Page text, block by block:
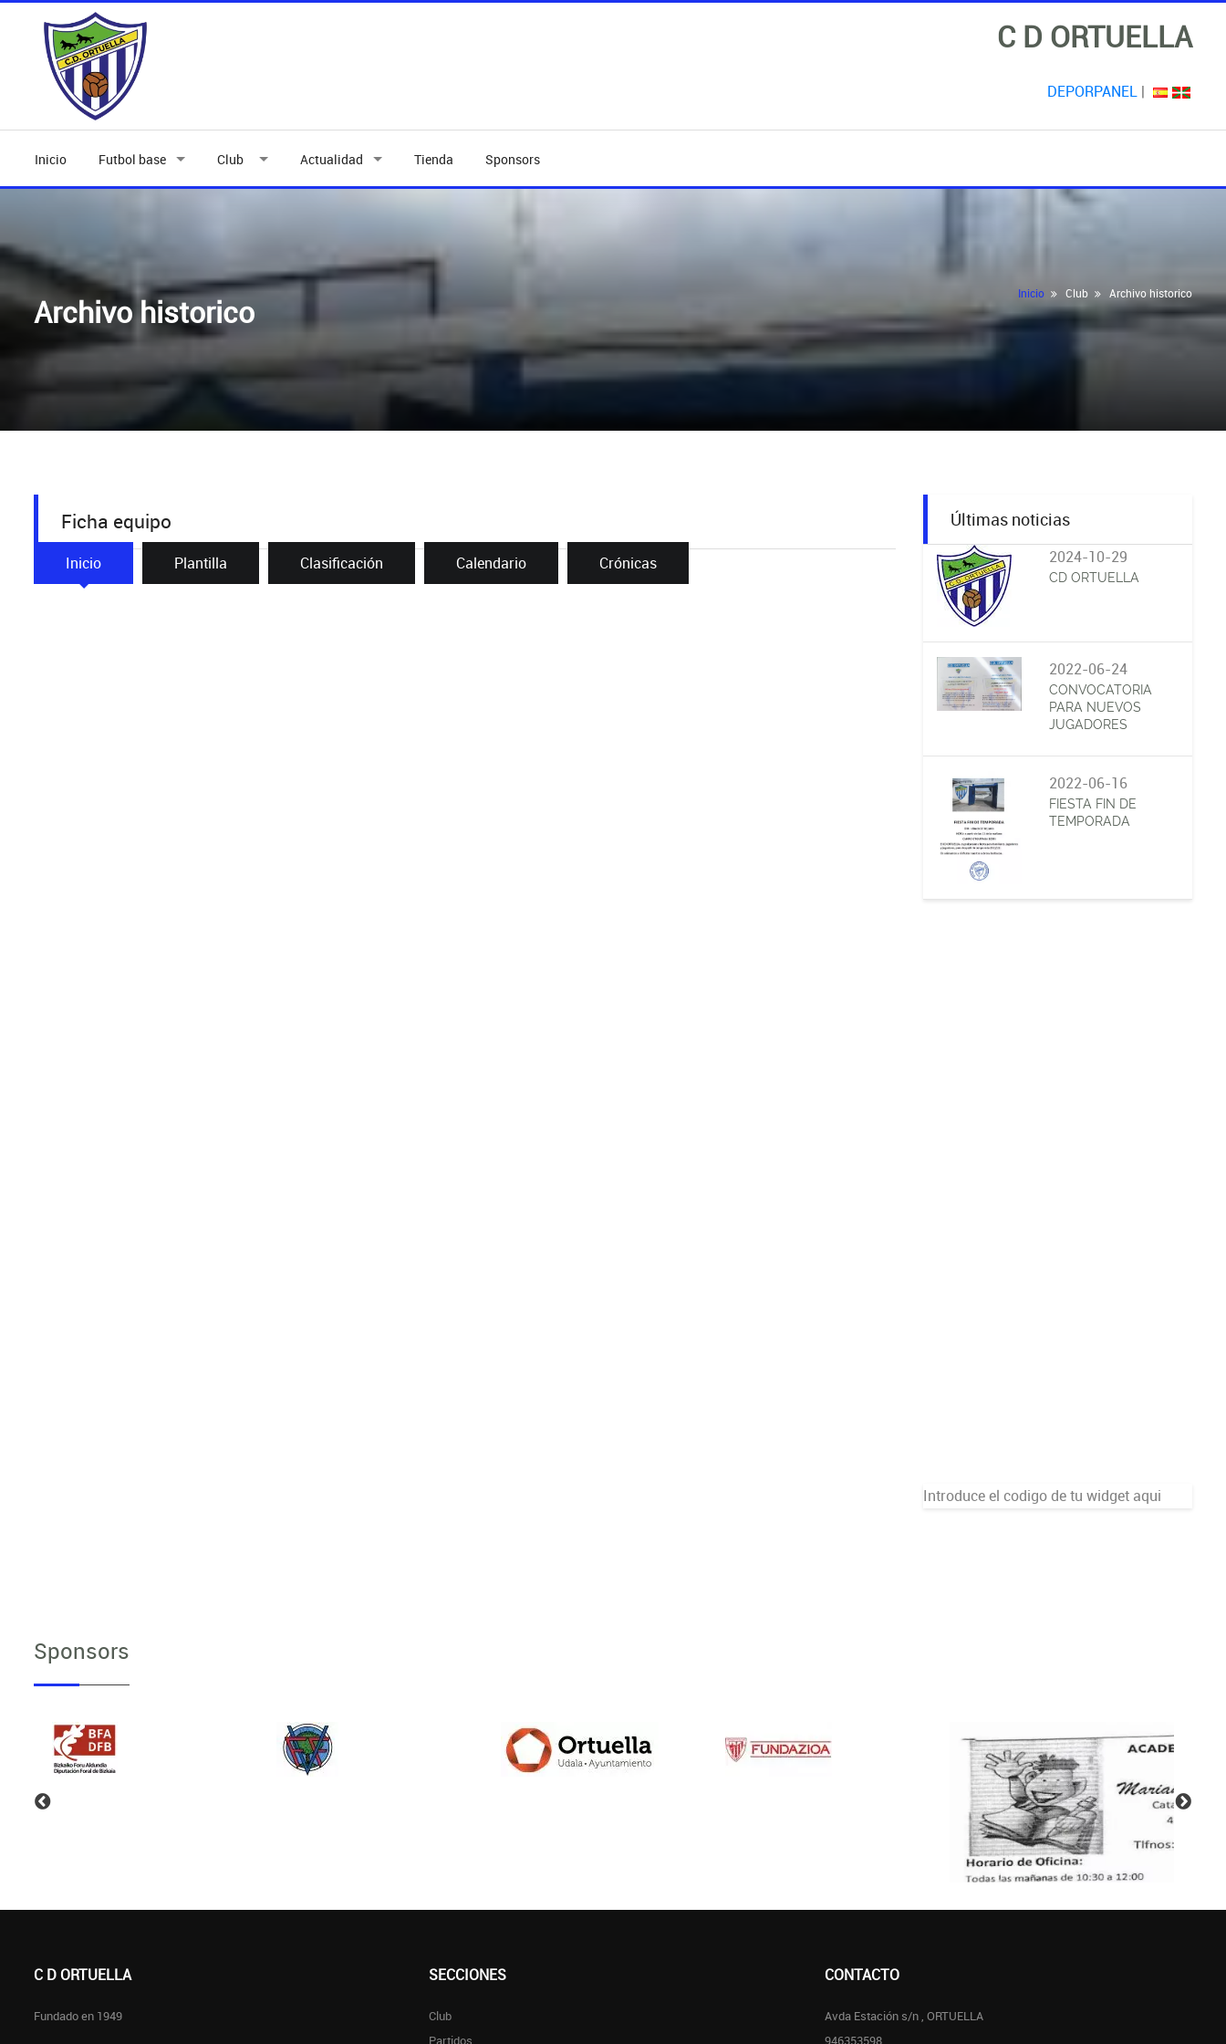
C D ORTUELLA
DEPORPANEL |
Inicio Futbol base Club Actualidad Tienda Sponsors
Archivo historico Inicio Club Archivo historico
Ficha equipo
Inicio Plantilla Clasificación Calendario Crónicas
Últimas noticias
2024-10-29
CD ORTUELLA
2022-06-24
CONVOCATORIA
PARA NUEVOS
JUGADORES
2022-06-16
FIESTA FIN DE
TEMPORADA
Introduce el codigo de tu widget aqui
Sponsors
C D ORTUELLA
Fundado en 1949
SECCIONES
Club
Partidos
CONTACTO
Avda Estación s/n , ORTUELLA
946353598